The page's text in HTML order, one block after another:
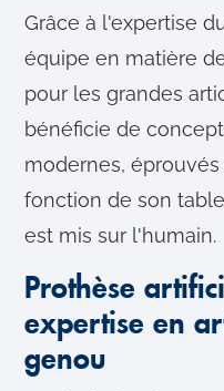
Grâce à l'expertise
équipe en matière
pour les grandes
bénéficie de
modernes,
fonction de son
est mis sur l'humain.
Prothèse
expertise en
genou